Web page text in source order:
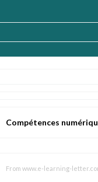
Compétences
From www.e-learning-